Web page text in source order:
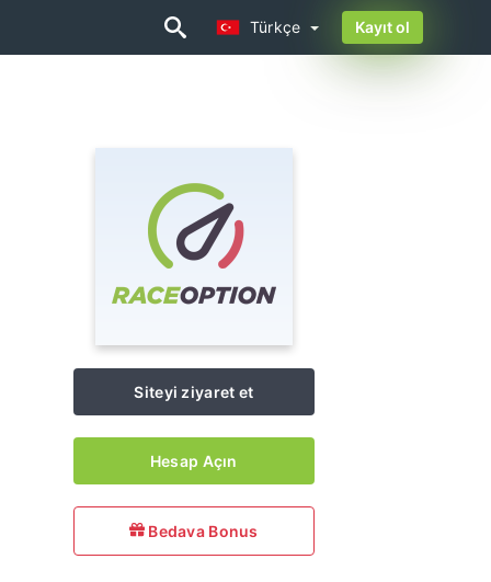
Türkçe
Türkçe Kayıt ol
Siteyi ziyaret et
Hesap Açın
Bedava Bonus